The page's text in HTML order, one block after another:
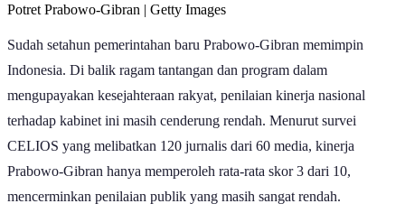
Potret Prabowo-Gibran | Getty Images
Sudah setahun pemerintahan baru Prabowo-Gibran memimpin
Indonesia. Di balik ragam tantangan dan program dalam
mengupayakan kesejahteraan rakyat, penilaian kinerja nasional
terhadap kabinet ini masih cenderung rendah. Menurut survei
CELIOS yang melibatkan 120 jurnalis dari 60 media, kinerja
Prabowo-Gibran hanya memperoleh rata-rata skor 3 dari 10,
mencerminkan penilaian publik yang masih sangat rendah.